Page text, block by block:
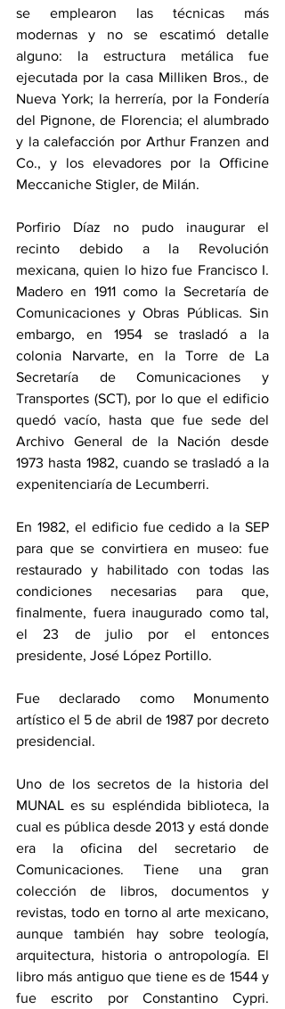
se emplearon las técnicas más
modernas y no se escatimó detalle
alguno: la estructura metálica fue
ejecutada por la casa Milliken Bros., de
Nueva York; la herrería, por la Fondería
del Pignone, de Florencia; el alumbrado
y la calefacción por Arthur Franzen and
Co., y los elevadores por la Officine
Meccaniche Stigler, de Milán​.
Porfirio Díaz no pudo inaugurar el
recinto debido a la Revolución
mexicana, quien lo hizo fue Francisco I.
Madero en 1911 como la Secretaría de
Comunicaciones y Obras Públicas. Sin
embargo, en 1954 se trasladó a la
colonia Narvarte, en la Torre de La
Secretaría de Comunicaciones y
Transportes (SCT), por lo que el edificio
quedó vacío, hasta que fue sede del
Archivo General de la Nación desde
1973 hasta 1982, cuando se trasladó a la
expenitenciaría de Lecumberri.
En 1982, el edificio fue cedido a la SEP
para que se convirtiera en museo: fue
restaurado y habilitado con todas las
condiciones necesarias para que,
finalmente, fuera inaugurado como tal,
el 23 de julio por el entonces
presidente, José López Portillo.
Fue declarado como Monumento
artístico el 5 de abril de 1987 por decreto
presidencial.​
Uno de los secretos de la historia del
MUNAL es su espléndida biblioteca, la
cual es pública desde 2013 y está donde
era la oficina del secretario de
Comunicaciones. Tiene una gran
colección de libros, documentos y
revistas, todo en torno al arte mexicano,
aunque también hay sobre teología,
arquitectura, historia o antropología. El
libro más antiguo que tiene es de 1544 y
fue escrito por Constantino Cypri.